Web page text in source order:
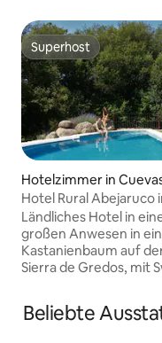
Superhost
Superhost
Hotelzimmer in
alle
Hotel Rural Abejaruco
in Gredos
Ländliches Hotel in
großen Anwesen in
Kastanienbaum auf
Sierra de Gredos, mit
balinesischem Bett,
Billard, Tischtennis,
Parkplatz... Direkter
Beliebte